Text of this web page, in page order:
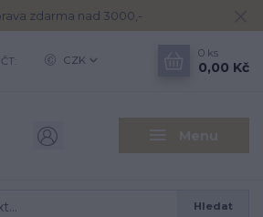
zdarma nad 3000,-
Menu
CZK
Hledat
0 ks
0,00 Kč